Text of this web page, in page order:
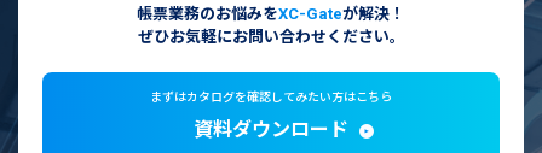
帳票業務のお悩みをXC-Gateが解決！
ぜひお気軽にお問い合わせください。
まずはカタログを確認してみたい方はこちら
資料ダウンロード